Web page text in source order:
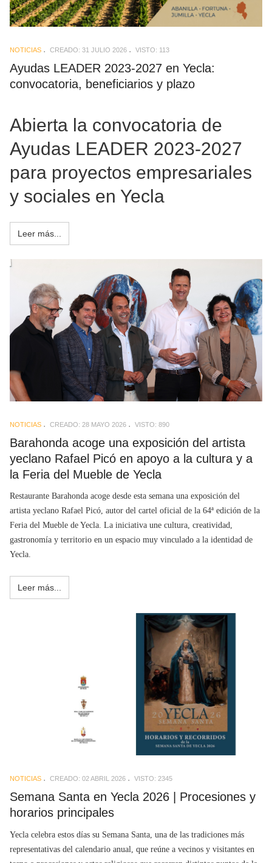
NOTICIAS CREADO: 31 JULIO 2026 VISTO: 113
Ayudas LEADER 2023-2027 en Yecla:
convocatoria, beneficiarios y plazo
Abierta la convocatoria de
Ayudas LEADER 2023-2027
para proyectos empresariales
y sociales en Yecla
Leer más...
NOTICIAS CREADO: 28 MAYO 2026 VISTO: 890
Barahonda acoge una exposición del artista
yeclano Rafael Picó en apoyo a la cultura y a
la Feria del Mueble de Yecla
Restaurante Barahonda acoge desde esta semana una exposición del
artista yeclano Rafael Picó, autor del cartel oficial de la 64ª edición de la
Feria del Mueble de Yecla. La iniciativa une cultura, creatividad,
gastronomía y territorio en un espacio muy vinculado a la identidad de
Yecla.
Leer más...
NOTICIAS CREADO: 02 ABRIL 2026 VISTO: 2345
Semana Santa en Yecla 2026 | Procesiones y
horarios principales
Yecla celebra estos días su Semana Santa, una de las tradiciones más
representativas del calendario anual, que reúne a vecinos y visitantes en